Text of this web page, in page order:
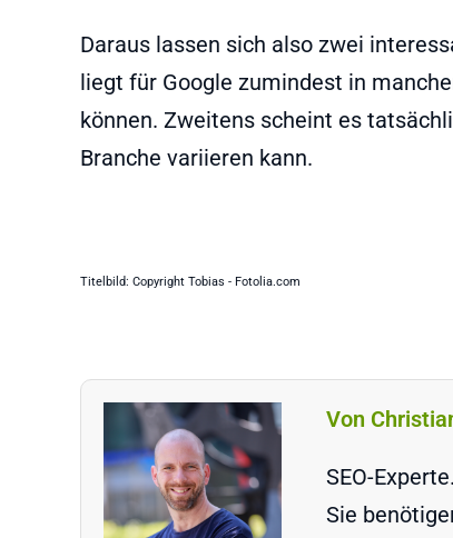
Daraus lassen sich also zwei
liegt für Google zumindest in
können. Zweitens scheint es
Branche variieren kann.
Titelbild: Copyright Tobias - Fotolia.com
Von
SEO-Experte.
Sie